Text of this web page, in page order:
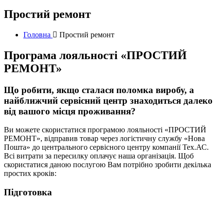
Простий ремонт
Головна Простий ремонт
Програма лояльності «ПРОСТИЙ
РЕМОНТ»
Що робити, якщо сталася поломка виробу, а
найближчий сервісний центр знаходиться далеко
від вашого місця проживання?
Ви можете скористатися програмою лояльності «ПРОСТИЙ
РЕМОНТ», відправив товар через логістичну службу «Нова
Пошта» до центрального сервісного центру компанії Тех.АС.
Всі витрати за пересилку оплачує наша організація. Щоб
скористатися даною послугою Вам потрібно зробити декілька
простих кроків:
Підготовка